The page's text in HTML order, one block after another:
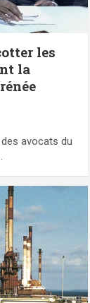
les
la
avocats du